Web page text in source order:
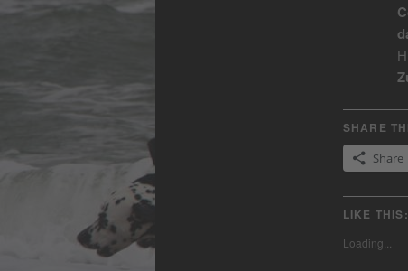
SHARE
Share
LIKE THIS:
Loading...